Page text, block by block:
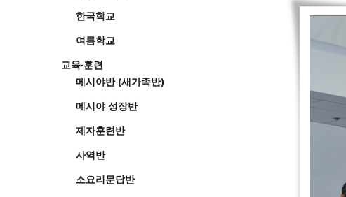
한국학교
여름학교
교육·훈련
메시야반 (새가족반)
메시야 성장반
제자훈련반
사역반
소요리문답반